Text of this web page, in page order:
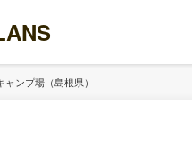
ャンプ場（島根県）